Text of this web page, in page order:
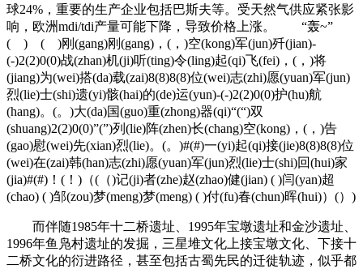
球24%，重要的生产企业包括巴斯夫等。受天然气供应紧张影
响，欧洲mdi/tdi产量可能下降，导致价格上涨。 “轰~”
( ) ( )刚(gang)刚(gang)，(，)空(kong)军(jun)歼(jian)-
(-)2(2)0(0)战(zhan)机(ji)听(ting)令(ling)起(qi)飞(fei)，(，)将
(jiang)为(wei)搭(da)载(zai)8(8)8(8)位(wei)志(zhi)愿(yuan)军(jun)
烈(lie)士(shi)遗(yi)骸(hai)的(de)运(yun)-(-)2(2)0(0)护(hu)航
(hang)。(。)大(da)国(guo)重(zhong)器(qi)“(“)双
(shuang)2(2)0(0)”(”)列(lie)阵(zhen)长(chang)空(kong)，(，)告
(gao)慰(wei)先(xian)烈(lie)。(。)#(#)一(yi)起(qi)接(jie)8(8)8(8)位
(wei)在(zai)韩(han)志(zhi)愿(yuan)军(jun)烈(lie)士(shi)回(hui)家
(jia)#(#)！(！)（(（)记(ji)者(zhe)赵(zhao)健(jian) ( )闫(yan)超
(chao) ( )邹(zou)梦(meng)梦(meng) ( )付(fu)春(chun)晖(hui)）(）)
而伴随1985年十二桥遗址、1995年宝墩遗址和金沙遗址、
1996年鱼凫村遗址的发掘，三星堆文化上接宝墩文化、下接十
二桥文化的衍进路径，甚至包括古蜀先民的迁徙轨迹，似乎都